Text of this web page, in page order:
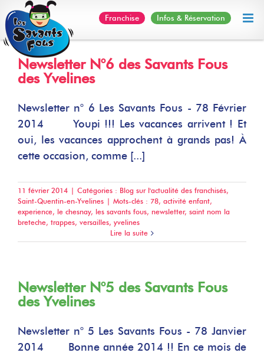
Skip
to
content
Infos & Réservation
Franchise
Newsletter N°6 des Savants Fous
des Yvelines
Newsletter n° 6 Les Savants Fous - 78 Février
2014 Youpi !!! Les vacances arrivent ! Et
oui, les vacances approchent à grands pas! À
cette occasion, comme [...]
11 février 2014 | Catégories : Blog sur l'actualité des franchisés,
Saint-Quentin-en-Yvelines | Mots-clés : 78, activité enfant,
experience, le chesnay, les savants fous, newsletter, saint nom la
breteche, trappes, versailles, yvelines
Lire la suite
Newsletter N°5 des Savants Fous
des Yvelines
Newsletter n° 5 Les Savants Fous - 78 Janvier
2014 Bonne année 2014 !! En ce mois de